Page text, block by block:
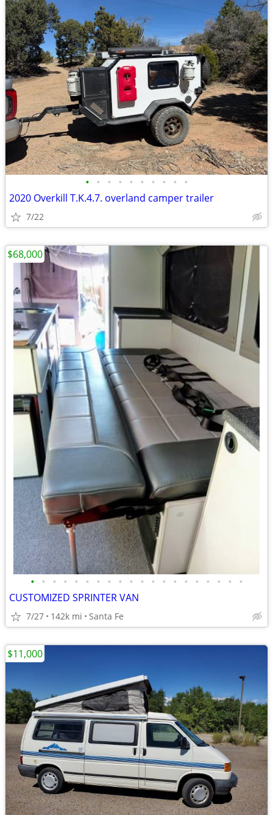
• • • • • • • • • •
2020 Overkill T.K.4.7. overland camper trailer
7/22
• • • • • • • • • • • • • • • • • • • •
CUSTOMIZED SPRINTER VAN
7/27 142k mi Santa Fe
$68,000
$11,000